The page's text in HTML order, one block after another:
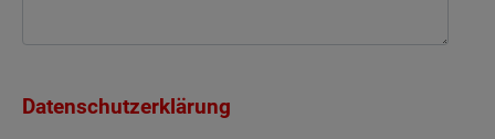
Datenschutzerklärung